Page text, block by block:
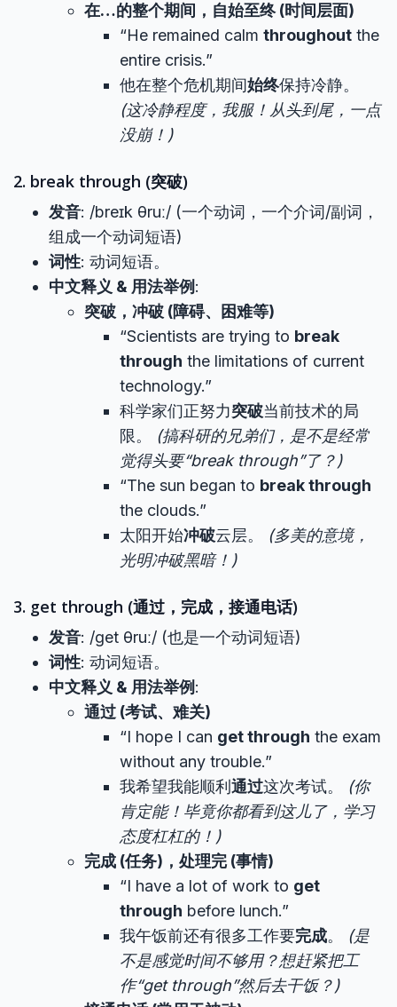
在…的整个期间，自始至终 (时间层面)
“He remained calm throughout the
entire crisis.”
他在整个危机期间始终保持冷静。
(这冷静程度，我服！从头到尾，一点
没崩！)
2. break through (突破)
发音: /breɪk θruː/ (一个动词，一个介词/副词，
组成一个动词短语)
词性: 动词短语。
中文释义 & 用法举例:
突破，冲破 (障碍、困难等)
“Scientists are trying to break
through the limitations of current
technology.”
科学家们正努力突破当前技术的局
限。 (搞科研的兄弟们，是不是经常
觉得头要“break through”了？)
“The sun began to break through
the clouds.”
太阳开始冲破云层。 (多美的意境，
光明冲破黑暗！)
3. get through (通过，完成，接通电话)
发音: /ɡet θruː/ (也是一个动词短语)
词性: 动词短语。
中文释义 & 用法举例:
通过 (考试、难关)
“I hope I can get through the exam
without any trouble.”
我希望我能顺利 通过这次考试。 (你
肯定能！毕竟你都看到这儿了，学习
态度杠杠的！)
完成 (任务)，处理完 (事情)
“I have a lot of work to get
through before lunch.”
我午饭前还有很多工作要完成。 (是
不是感觉时间不够用？想赶紧把工
作“get through”然后去干饭？)